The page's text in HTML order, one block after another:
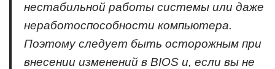
нестабильной работы системы или даже
неработоспособности компьютера.
Поэтому следует быть осторожным при
внесении изменений в BIOS и, если вы не